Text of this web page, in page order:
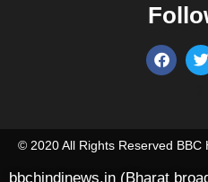
© 2020 All Rights Reserved
bbchindinews.in (Bharat